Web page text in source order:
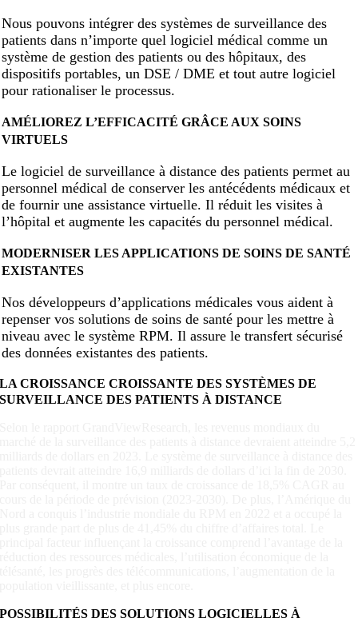
Nous pouvons intégrer des systèmes de surveillance des
patients dans n’importe quel logiciel médical comme un
système de gestion des patients ou des hôpitaux, des
dispositifs portables, un DSE / DME et tout autre logiciel
pour rationaliser le processus.
AMÉLIOREZ L’EFFICACITÉ GRÂCE AUX SOINS
VIRTUELS
Le logiciel de surveillance à distance des patients permet au
personnel médical de conserver les antécédents médicaux et
de fournir une assistance virtuelle. Il réduit les visites à
l’hôpital et augmente les capacités du personnel médical.
MODERNISER LES APPLICATIONS DE SOINS DE SANTÉ
EXISTANTES
Nos développeurs d’applications médicales vous aident à
repenser vos solutions de soins de santé pour les mettre à
niveau avec le système RPM. Il assure le transfert sécurisé
des données existantes des patients.
LA CROISSANCE CROISSANTE DES SYSTÈMES DE
SURVEILLANCE DES PATIENTS À DISTANCE
POSSIBILITÉS DES SOLUTIONS LOGICIELLES À